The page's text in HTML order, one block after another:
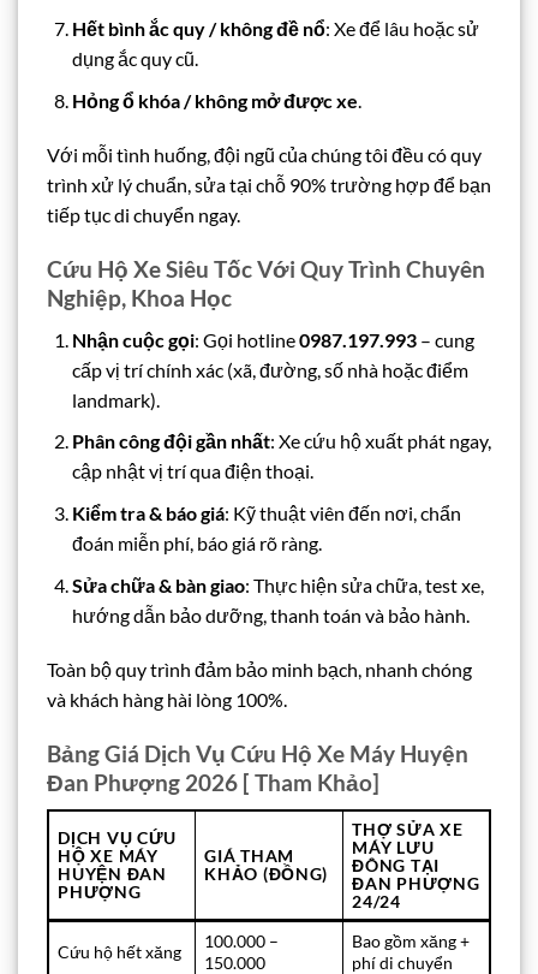
Hết bình ắc quy / không đề nổ: Xe để lâu hoặc sử
dụng ắc quy cũ.
Hỏng ổ khóa / không mở được xe
Với mỗi tình huống, đội ngũ của chúng tôi đều có quy
trình xử lý chuẩn, sửa tại chỗ 90% trường hợp để bạn
tiếp tục di chuyển ngay.
Cứu Hộ Xe Siêu Tốc Với Quy Trình Chuyên
Nghiệp, Khoa Học
Nhận cuộc gọi: Gọi hotline0987.197.993– cung
cấp vị trí chính xác (xã, đường, số nhà hoặc điểm
landmark).
Phân công đội gần nhất: Xe cứu hộ xuất phát ngay,
cập nhật vị trí qua điện thoại.
Kiểm tra & báo giá: Kỹ thuật viên đến nơi, chẩn
đoán miễn phí, báo giá rõ ràng.
Sửa chữa & bàn giao: Thực hiện sửa chữa, test xe,
hướng dẫn bảo dưỡng, thanh toán và bảo hành.
Toàn bộ quy trình đảm bảo minh bạch, nhanh chóng
và khách hàng hài lòng 100%.
Bảng Giá Dịch Vụ Cứu Hộ Xe Máy Huyện
Đan Phượng 2026 [ Tham Khảo]
DỊCH VỤ CỨU
HỘ XE MÁY
HUYỆN ĐAN
PHƯỢNG
GIÁ THAM
KHẢO (ĐỒNG)
THỢ SỬA XE
MÁY LƯU
ĐÔNG TẠI
ĐAN PHƯỢNG
24/24
Cứu hộ hết xăng
100.000 –
150.000
Bao gồm xăng +
phí di chuyển